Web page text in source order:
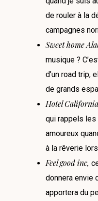
de rouler à la
campagnes
Sweet home
musique ?
d’un road trip,
de grands
Hotel California
qui rappels
amoureux
à la rêverie
Feel good inc,
donnera envie
apportera du